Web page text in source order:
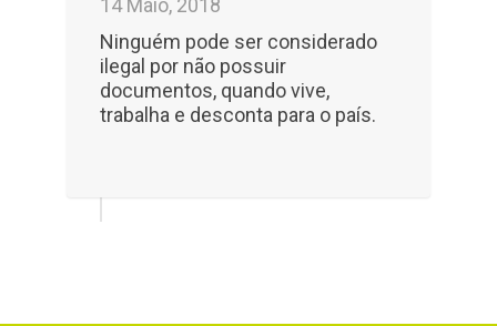
Ninguém pode ser considerado
ilegal por não possuir
documentos, quando vive,
trabalha e desconta para o país.